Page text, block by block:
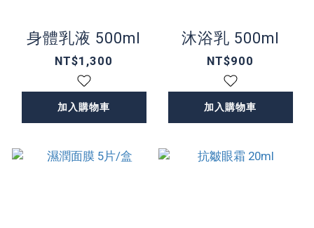
身體乳液 500ml
NT$1,300
加入購物車
沐浴乳 500ml
NT$900
加入購物車